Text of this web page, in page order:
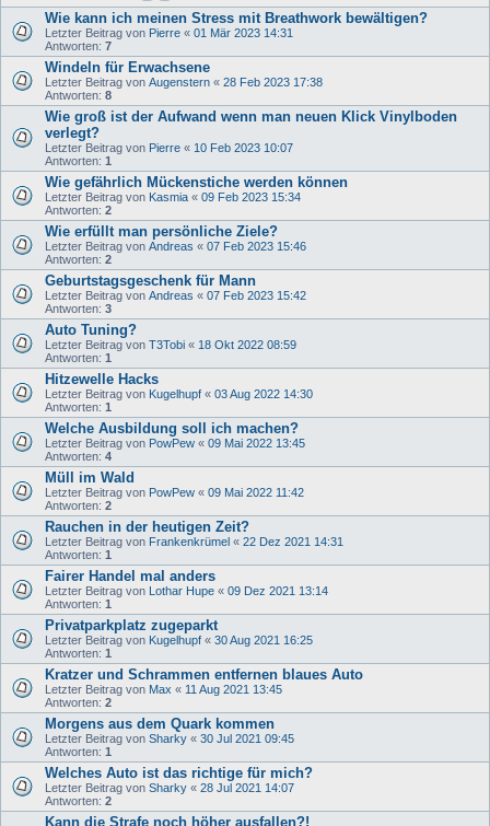
Wie kann ich meinen Stress mit Breathwork bewältigen?
Letzter Beitrag von Pierre « 01 Mär 2023 14:31
Antworten: 7
Windeln für Erwachsene
Letzter Beitrag von Augenstern « 28 Feb 2023 17:38
Antworten: 8
Wie groß ist der Aufwand wenn man neuen Klick Vinylboden
verlegt?
Letzter Beitrag von Pierre « 10 Feb 2023 10:07
Antworten: 1
Wie gefährlich Mückenstiche werden können
Letzter Beitrag von Kasmia « 09 Feb 2023 15:34
Antworten: 2
Wie erfüllt man persönliche Ziele?
Letzter Beitrag von Andreas « 07 Feb 2023 15:46
Antworten: 2
Geburtstagsgeschenk für Mann
Letzter Beitrag von Andreas « 07 Feb 2023 15:42
Antworten: 3
Auto Tuning?
Letzter Beitrag von T3Tobi « 18 Okt 2022 08:59
Antworten: 1
Hitzewelle Hacks
Letzter Beitrag von Kugelhupf « 03 Aug 2022 14:30
Antworten: 1
Welche Ausbildung soll ich machen?
Letzter Beitrag von PowPew « 09 Mai 2022 13:45
Antworten: 4
Müll im Wald
Letzter Beitrag von PowPew « 09 Mai 2022 11:42
Antworten: 2
Rauchen in der heutigen Zeit?
Letzter Beitrag von Frankenkrümel « 22 Dez 2021 14:31
Antworten: 1
Fairer Handel mal anders
Letzter Beitrag von Lothar Hupe « 09 Dez 2021 13:14
Antworten: 1
Privatparkplatz zugeparkt
Letzter Beitrag von Kugelhupf « 30 Aug 2021 16:25
Antworten: 1
Kratzer und Schrammen entfernen blaues Auto
Letzter Beitrag von Max « 11 Aug 2021 13:45
Antworten: 2
Morgens aus dem Quark kommen
Letzter Beitrag von Sharky « 30 Jul 2021 09:45
Antworten: 1
Welches Auto ist das richtige für mich?
Letzter Beitrag von Sharky « 28 Jul 2021 14:07
Antworten: 2
Kann die Strafe noch höher ausfallen?!